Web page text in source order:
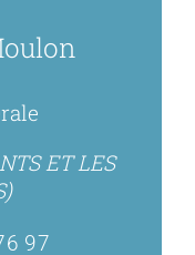
ET LES
97